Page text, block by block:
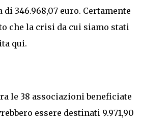
346.968,07 euro. Certamente
che la crisi da cui siamo stati
qui.
le 38 associazioni beneficiate
essere destinati 9.971,90